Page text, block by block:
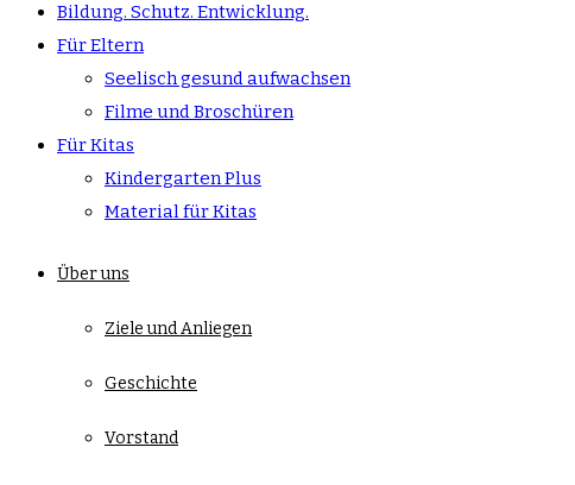
Bildung. Schutz. Entwicklung.
Für Eltern
Seelisch gesund aufwachsen
Filme und Broschüren
Für Kitas
Kindergarten Plus
Material für Kitas
Über uns
Ziele und Anliegen
Geschichte
Vorstand